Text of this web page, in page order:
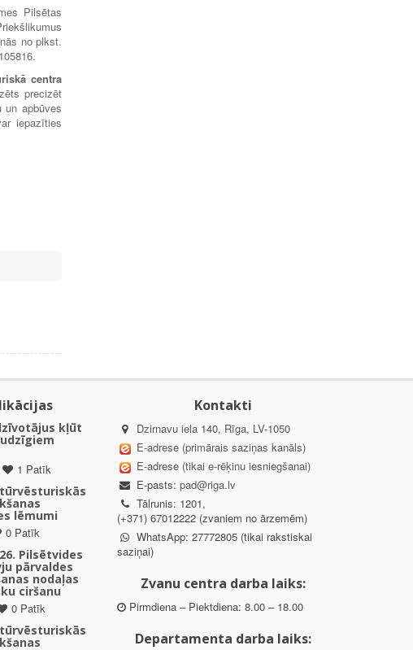
Pilsētas
no plkst.
centra
precizēt
un apbūves
iepazīties
kļūt
1 Patīk
lēmumi
0 Patīk
Pilsētvides
pārvaldes
nodaļas
ciršanu
0 Patīk
Kontakti
Dzirnavu iela 140, Rīga, LV-1050
E-adrese (primārais saziņas kanāls)
E-adrese (tikai e-rēķinu iesniegšanai)
E-pasts: pad@riga.lv
Tālrunis: 1201,
(+371) 67012222 (zvaniem no ārzemēm)
WhatsApp: 27772805 (tikai rakstiskai
saziņai)
Zvanu centra darba laiks:
Pirmdiena – Piektdiena: 8.00 – 18.00
Departamenta darba laiks: